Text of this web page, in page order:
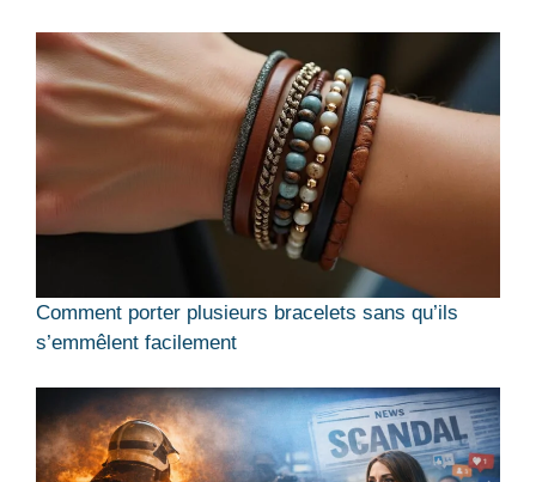
Comment porter plusieurs bracelets sans qu’ils
s’emmêlent facilement